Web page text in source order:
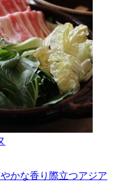
かな香り際立つアジア